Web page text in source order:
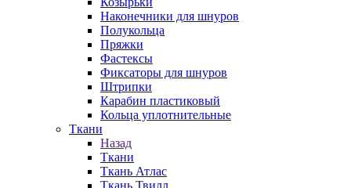
Наконечники для шнуров
Полукольца
Пряжки
Фастексы
Фиксаторы для шнуров
Штрипки
Карабин пластиковый
Кольца уплотнительные
Ткани
Назад
Ткани
Ткань Атлас
Ткань Твилл